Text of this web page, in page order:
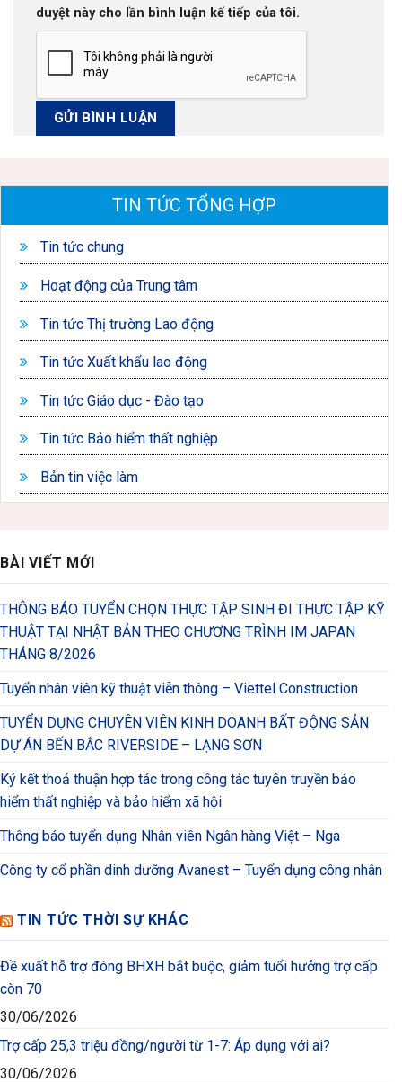
duyệt này cho lần bình luận kế tiếp của tôi.
TIN TỨC TỔNG HỢP
Tin tức chung
Hoạt động của Trung tâm
Tin tức Thị trường Lao động
Tin tức Xuất khẩu lao động
Tin tức Giáo dục - Đào tạo
Tin tức Bảo hiểm thất nghiệp
Bản tin việc làm
BÀI VIẾT MỚI
THÔNG BÁO TUYỂN CHỌN THỰC TẬP SINH ĐI THỰC TẬP KỸ
THUẬT TẠI NHẬT BẢN THEO CHƯƠNG TRÌNH IM JAPAN
THÁNG 8/2026
Tuyển nhân viên kỹ thuật viễn thông – Viettel Construction
TUYỂN DỤNG CHUYÊN VIÊN KINH DOANH BẤT ĐỘNG SẢN
DỰ ÁN BẾN BẮC RIVERSIDE – LẠNG SƠN
Ký kết thoả thuận hợp tác trong công tác tuyên truyền bảo
hiểm thất nghiệp và bảo hiểm xã hội
Thông báo tuyển dụng Nhân viên Ngân hàng Việt – Nga
Công ty cổ phần dinh dưỡng Avanest – Tuyển dụng công nhân
TIN TỨC THỜI SỰ KHÁC
Đề xuất hỗ trợ đóng BHXH bắt buộc, giảm tuổi hưởng trợ cấp
còn 70
30/06/2026
Trợ cấp 25,3 triệu đồng/người từ 1-7: Áp dụng với ai?
30/06/2026